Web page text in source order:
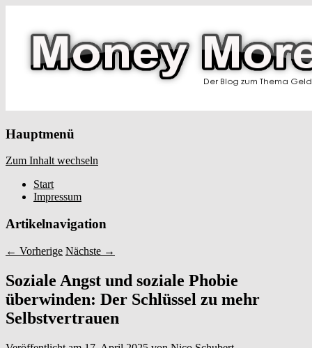
Hauptmenü
Zum Inhalt wechseln
Start
Impressum
Artikelnavigation
← Vorherige Nächste →
Soziale Angst und soziale Phobie
überwinden: Der Schlüssel zu mehr
Selbstvertrauen